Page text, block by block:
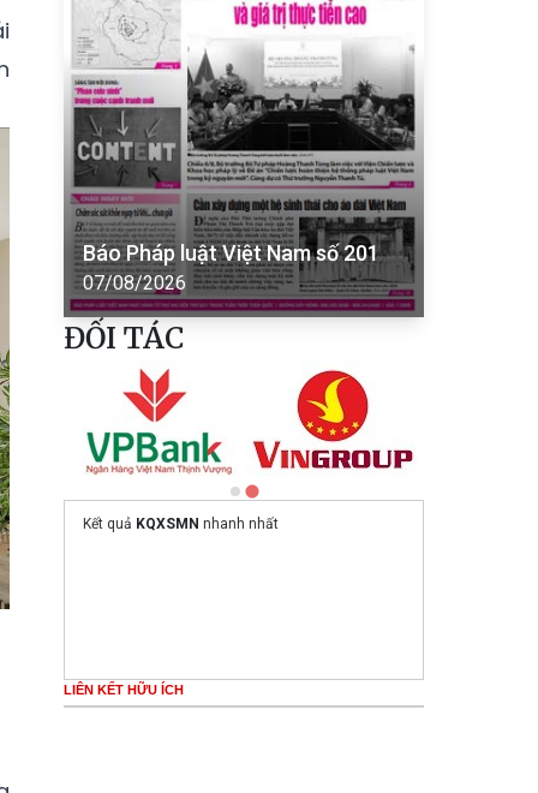
Báo Pháp luật Việt Nam số 201
07/08/2026
ĐỐI TÁC
Kết quả KQXSMN nhanh nhất
LIÊN KẾT HỮU ÍCH